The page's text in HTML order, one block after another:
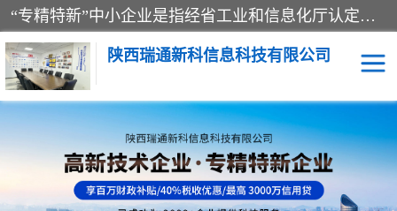
“专精特新”中小企业是指经省工业和信息化厅认定，专注于细分市场、掌握关键核心技术、创新能力强、市场占有率高、质量效益优，在专业化、精细化、特色化、新颖化等方面表现突出的中小企业。
陕西瑞通新科信息科技有限公司